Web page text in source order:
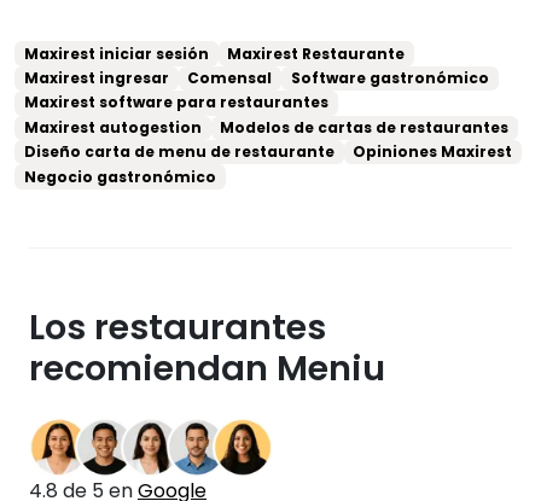
Maxirest iniciar sesión
Maxirest Restaurante
Maxirest ingresar
Comensal
Software gastronómico
Maxirest software para restaurantes
Maxirest autogestion
Modelos de cartas de restaurantes
Diseño carta de menu de restaurante
Opiniones Maxirest
Negocio gastronómico
Los restaurantes
recomiendan Meniu
4.8 de 5 enGoogle